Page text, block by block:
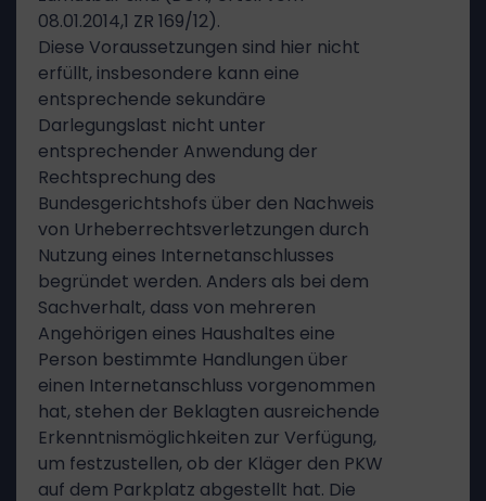
08.01.2014,1 ZR 169/12).
Diese Voraussetzungen sind hier nicht
erfüllt, insbesondere kann eine
entsprechende sekundäre
Darlegungslast nicht unter
entsprechender Anwendung der
Rechtsprechung des
Bundesgerichtshofs über den Nachweis
von Urheberrechtsverletzungen durch
Nutzung eines Internetanschlusses
begründet werden. Anders als bei dem
Sachverhalt, dass von mehreren
Angehörigen eines Haushaltes eine
Person bestimmte Handlungen über
einen Internetanschluss vorgenommen
hat, stehen der Beklagten ausreichende
Erkenntnismöglichkeiten zur Verfügung,
um festzustellen, ob der Kläger den PKW
auf dem Parkplatz abgestellt hat. Die